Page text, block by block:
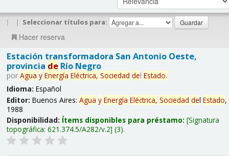
| | Seleccionar títulos para:
Hacer reserva
Estación transformadora San Antonio Oeste,
provincia deRío Negro
por Agua y Energía Eléctrica, Sociedad del Estado.
Idioma: Español
Editor: Buenos Aires: Agua y Energía Eléctrica, Sociedad del Estado,
1988
Disponibilidad: Ítems disponibles para préstamo: Signatura
topográfica: 621.374.5/A282/v.2 (3).